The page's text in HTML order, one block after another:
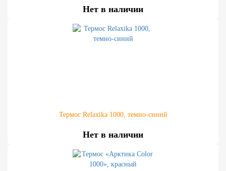
Нет в наличии
Термос Relaxika 1000, темно-синий
Нет в наличии